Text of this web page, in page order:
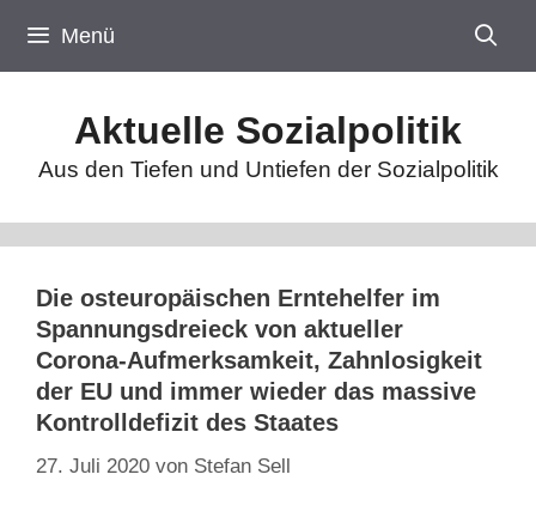
Inhalt
springen
Menü
Aktuelle Sozialpolitik
Aus den Tiefen und Untiefen der Sozialpolitik
Die osteuropäischen Erntehelfer im
Spannungsdreieck von aktueller
Corona-Aufmerksamkeit, Zahnlosigkeit
der EU und immer wieder das massive
Kontrolldefizit des Staates
27. Juli 2020 von Stefan Sell